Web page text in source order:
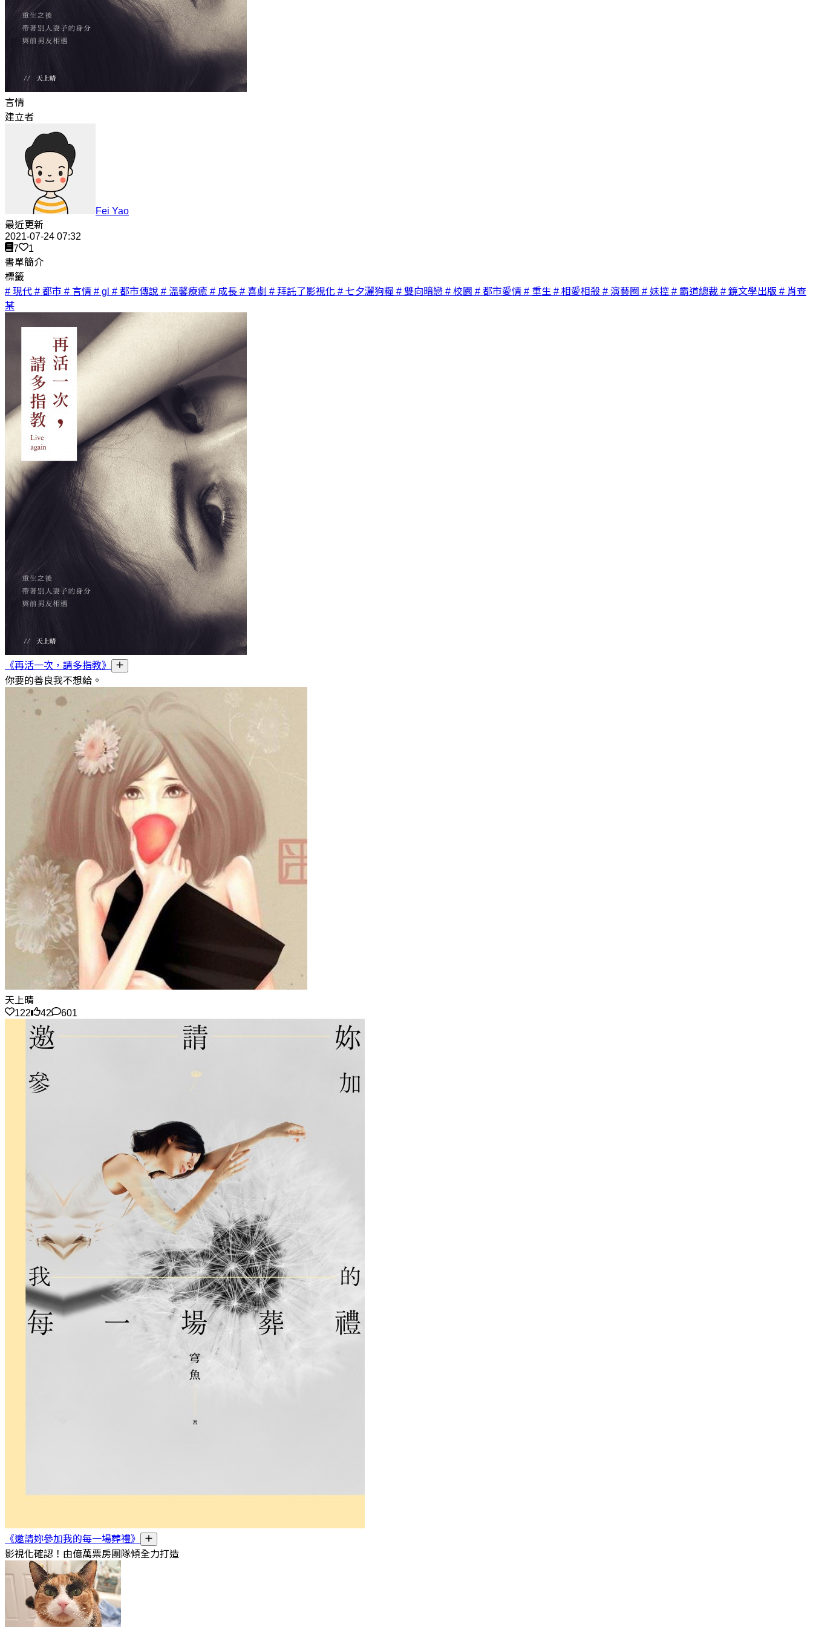
言情
建立者
Fei Yao
最近更新
2021-07-24 07:32
7
1
書單簡介
標籤
# 現代 # 都市 # 言情 # gl # 都市傳說 # 溫馨療癒 # 成長 # 喜劇 # 拜託了影視化 # 七夕灑狗糧 # 雙向暗戀 # 校園 # 都市愛情 # 重生 # 相愛相殺 # 演藝圈 # 妹控 # 霸道總裁 # 鏡文學出版 # 肖查
某
《再活一次，請多指教》
你要的善良我不想給。
天上晴
122
42 601
《邀請妳參加我的每一場葬禮》
影視化確認！由億萬票房團隊傾全力打造